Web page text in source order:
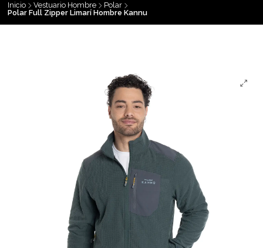
Inicio Vestuario Hombre
Polar
Polar Full Zipper Limarí Hombre Kannu